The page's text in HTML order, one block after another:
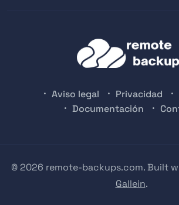
Aviso legal Privacidad
Documentación
© 2026 remote-backups.com. Built
Gallein.